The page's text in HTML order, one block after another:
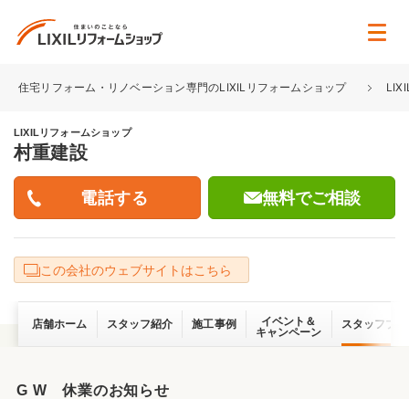
住宅リフォーム・リノベーション専門のLIXILリフォームショップ
LIXILリフォームショップ
村重建設
無料でご相談
この会社のウェブサイトはこちら
店舗ホーム スタッフ紹介 施工事例
イベント＆
キャンペーン
スタッフブ
G W 休業のお知らせ